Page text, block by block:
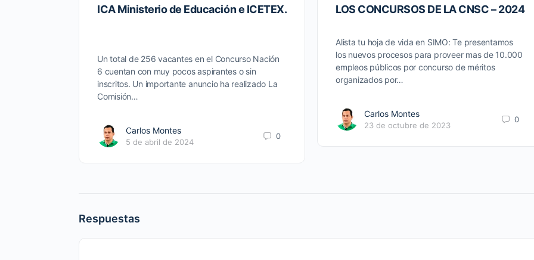
ICA Ministerio de Educación e ICETEX.
Un total de 256 vacantes en el Concurso Nación
6 cuentan con muy pocos aspirantes o sin
inscritos. Un importante anuncio ha realizado La
Comisión…
Carlos Montes
5 de abril de 2024
0
LOS CONCURSOS DE LA CNSC – 2024
Alista tu hoja de vida en SIMO: Te presentamos
los nuevos procesos para proveer mas de 10.000
empleos públicos por concurso de méritos
organizados por…
Carlos Montes
23 de octubre de 2023
0
Respuestas